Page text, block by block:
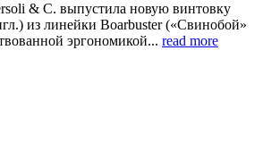
& C. выпустила новую винтовку
из линейки Boarbuster («Свинобой»
эргономикой... read more